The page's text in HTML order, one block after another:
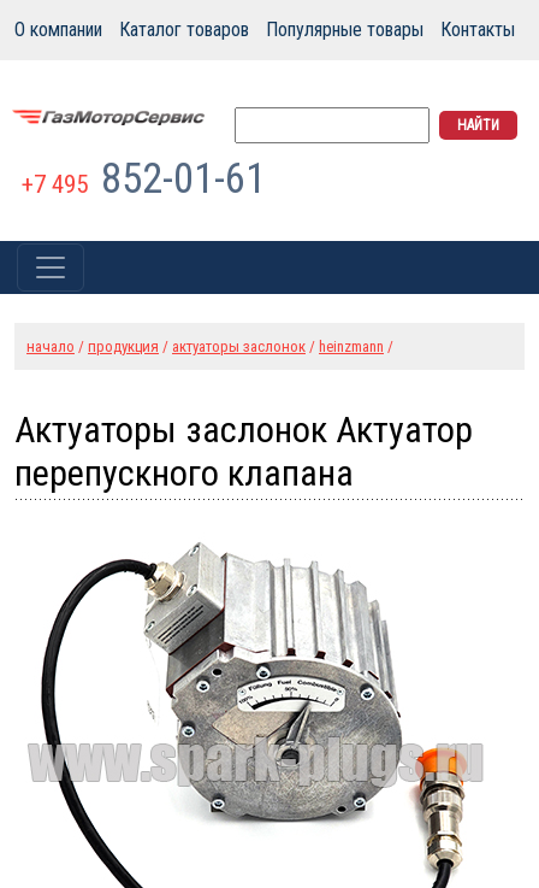
О компании Каталог товаров Популярные товары Контакты
+7 495 852-01-61
начало / продукция / актуаторы заслонок / heinzmann /
Актуаторы заслонок Актуатор
перепускного клапана